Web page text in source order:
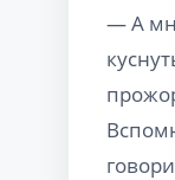
— А